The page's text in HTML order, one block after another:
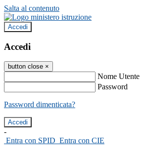
Salta al contenuto
Accedi
Accedi
button close ×
Nome Utente
Password
Password dimenticata?
-
Entra con SPID Entra con CIE